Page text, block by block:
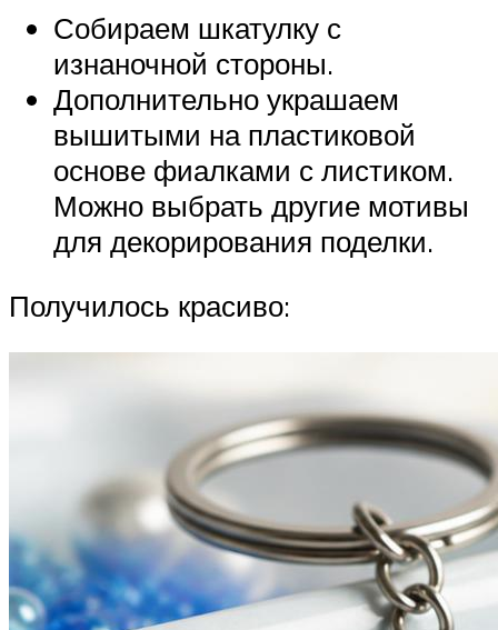
Собираем шкатулку с
изнаночной стороны.
Дополнительно украшаем
вышитыми на пластиковой
основе фиалками с листиком.
Можно выбрать другие мотивы
для декорирования поделки.
Получилось красиво: